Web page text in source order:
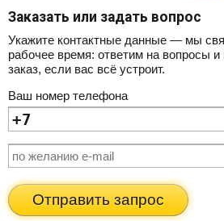
Заказать или задать вопрос
Укажите контактные данные — мы
рабочее время: ответим на вопросы
заказ, если вас всё устроит.
Ваш номер телефона
Отправить запрос